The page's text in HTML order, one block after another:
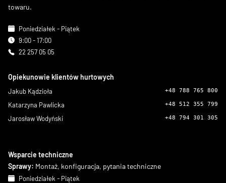
towaru.
Poniedziałek - Piątek
9:00 - 17:00
22 257 05 05
Opiekunowie klientów hurtowych
Jakub Kądzioła +48 788 765 800
Katarzyna Pawlicka +48 512 355 799
Jarosław Wodyński +48 794 301 305
Wsparcie techniczne
Sprawy: Montaż, konfiguracja, pytania techniczne
Poniedziałek - Piątek